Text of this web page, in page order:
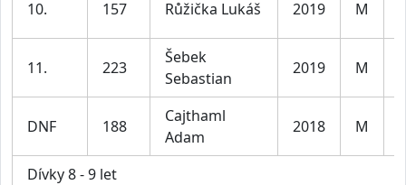
10. 157 Růžička Lukáš 2019 M
11. 223
Šebek
Sebastian
2019 M
DNF 188
Cajthaml
Adam
2018 M
Dívky 8 - 9 let